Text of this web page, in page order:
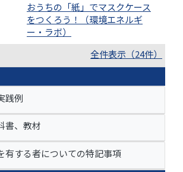
おうちの「紙」でマスクケース
をつくろう！（環境エネルギ
ー・ラボ）
全件表示（24件）
践例
書、教材
する者についての特記事項